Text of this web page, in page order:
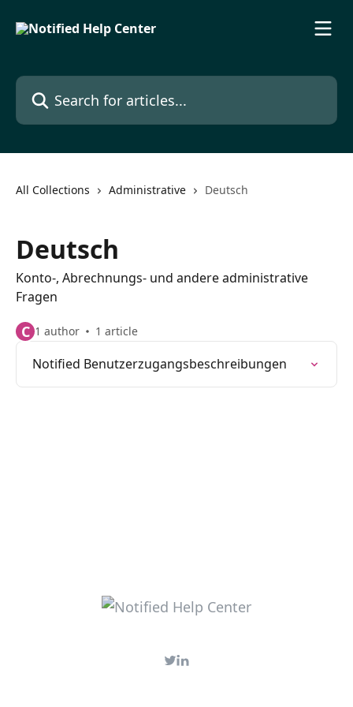
Search for articles...
All Collections Administrative Deutsch
Deutsch
Konto-, Abrechnungs- und andere administrative
Fragen
C 1 author 1 article
Notified Benutzerzugangsbeschreibungen